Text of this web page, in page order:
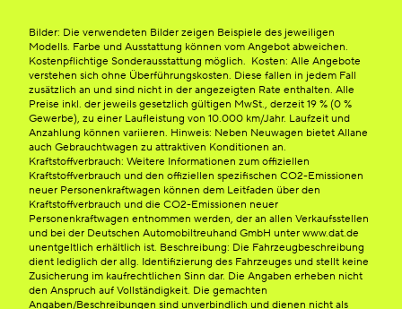
Bilder: Die verwendeten Bilder zeigen Beispiele des jeweiligen
Modells. Farbe und Ausstattung können vom Angebot abweichen.
Kostenpflichtige Sonderausstattung möglich. Kosten: Alle Angebote
verstehen sich ohne Überführungskosten. Diese fallen in jedem Fall
zusätzlich an und sind nicht in der angezeigten Rate enthalten. Alle
Preise inkl. der jeweils gesetzlich gültigen MwSt., derzeit 19 % (0 %
Gewerbe), zu einer Laufleistung von 10.000 km/Jahr. Laufzeit und
Anzahlung können variieren. Hinweis: Neben Neuwagen bietet Allane
auch Gebrauchtwagen zu attraktiven Konditionen an.
Kraftstoffverbrauch: Weitere Informationen zum offiziellen
Kraftstoffverbrauch und den offiziellen spezifischen CO2-Emissionen
neuer Personenkraftwagen können dem Leitfaden über den
Kraftstoffverbrauch und die CO2-Emissionen neuer
Personenkraftwagen entnommen werden, der an allen Verkaufsstellen
und bei der Deutschen Automobiltreuhand GmbH unter www.dat.de
unentgeltlich erhältlich ist. Beschreibung: Die Fahrzeugbeschreibung
dient lediglich der allg. Identifizierung des Fahrzeuges und stellt keine
Zusicherung im kaufrechtlichen Sinn dar. Die Angaben erheben nicht
den Anspruch auf Vollständigkeit. Die gemachten
Angaben/Beschreibungen sind unverbindlich und dienen nicht als